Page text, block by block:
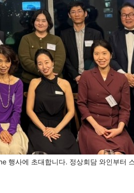
행사에 초대합니다. 정상회담 와인부터